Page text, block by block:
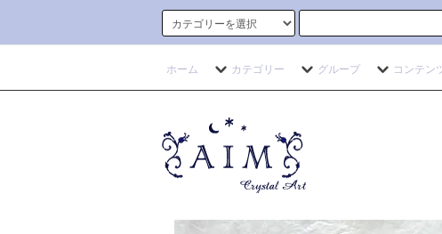
ホーム カテゴリー グループ コンテン